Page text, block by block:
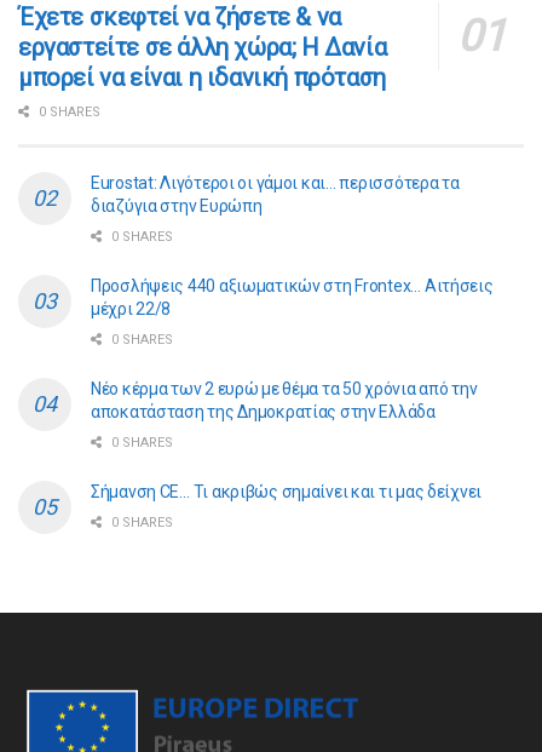
​​Έχετε σκεφτεί να ζήσετε & να
εργαστείτε σε άλλη χώρα; Η Δανία
μπορεί να είναι η ιδανική πρόταση
0 SHARES
Eurostat: Λιγότεροι οι γάμοι και… περισσότερα τα
διαζύγια στην Ευρώπη
0 SHARES
Προσλήψεις 440 αξιωματικών στη Frontex… Αιτήσεις
μέχρι 22/8
0 SHARES
Νέο κέρμα των 2 ευρώ με θέμα τα 50 χρόνια από την
αποκατάσταση της Δημοκρατίας στην Ελλάδα
0 SHARES
Σήμανση CE… Τι ακριβώς σημαίνει και τι μας δείχνει
0 SHARES